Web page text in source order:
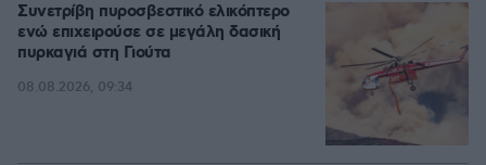
Συνετρίβη πυροσβεστικό ελικόπτερο
ενώ επιχειρούσε σε μεγάλη δασική
πυρκαγιά στη Γιούτα
08.08.2026, 09:34